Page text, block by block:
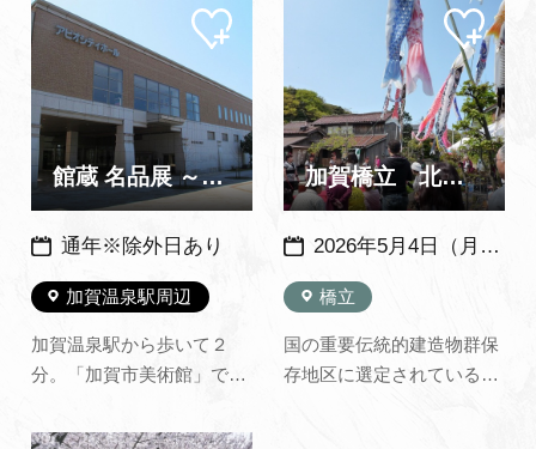
プライバシーポリシー
館蔵 名品展 ～加賀市美術館～
加賀温泉駅周辺
通年※除外日あり
加賀温泉駅から歩いて２
分。「加賀市美術館」では
国宝）、山田宗美（鉄打出
マイ
ペー
追加
加賀橋立 北前船の里まつり
橋立
2026年5月4日（月） 例年：5月4日頃に開催
国の重要伝統的建造物群保
存地区に選定されている
マイ
ペー
ジに
追加